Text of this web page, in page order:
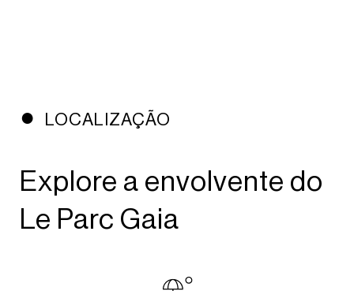
LOCALIZAÇÃO
Explore a envolvente do
Le Parc Gaia